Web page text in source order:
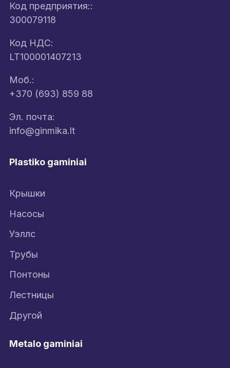
Код предприятия::
300079118
Код НДС:
LT100001407213
Моб.:
+370 (693) 859 88
Эл. почта:
info@ginmika.lt
Plastiko gaminiai
Крышки
Насосы
Уэллс
Трубы
Понтоны
Лестницы
Другой
Metalo gaminiai